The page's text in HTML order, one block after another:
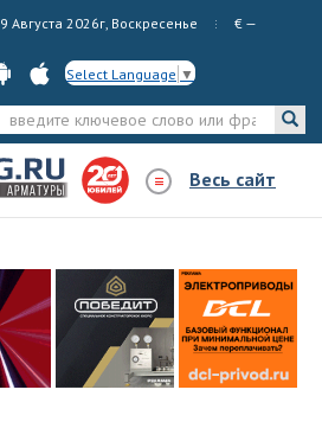
9 Августа 2026г, Воскресенье € —
Select Language ▼
Весь сайт